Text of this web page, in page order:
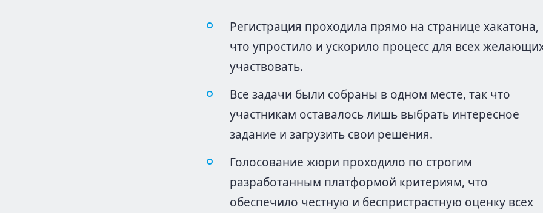
Регистрация проходила прямо на странице хакатона,
что упростило и ускорило процесс для всех
участвовать.
Все задачи были собраны в одном месте, так что
участникам оставалось лишь выбрать интересное
задание и загрузить свои решения.
Голосование жюри проходило по строгим
разработанным платформой критериям, что
обеспечило честную и беспристрастную оценку всех